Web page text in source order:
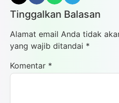
Tinggalkan Balasan
Alamat email Anda tidak
yang wajib ditandai *
Komentar *